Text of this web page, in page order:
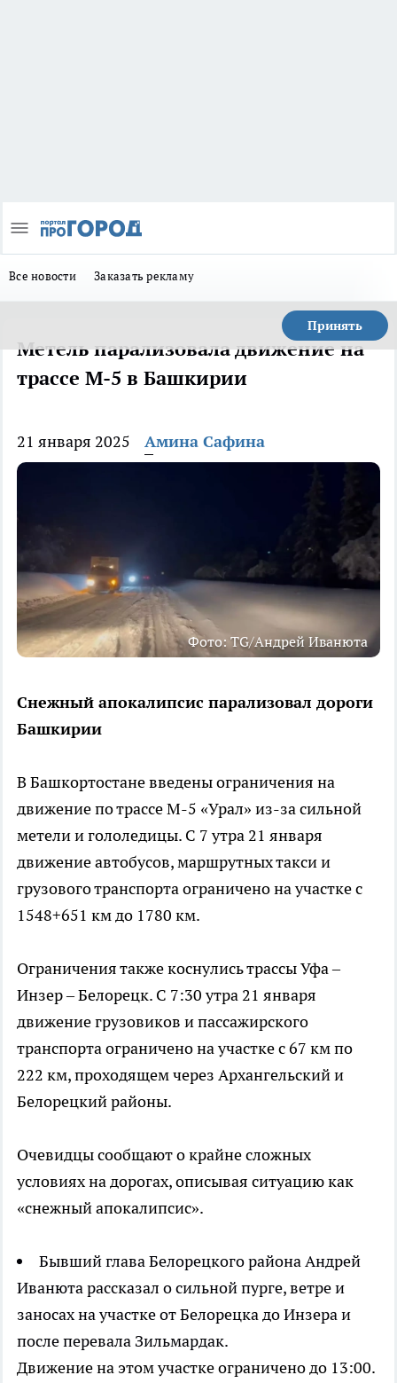
Все новости Заказать рекламу
Принять
Метель парализовала движение на
трассе М-5 в Башкирии
21 января 2025 Амина Сафина
Фото: TG/Андрей Иванюта
Снежный апокалипсис парализовал дороги
Башкирии
В Башкортостане введены ограничения на
движение по трассе М-5 «Урал» из-за сильной
метели и гололедицы. С 7 утра 21 января
движение автобусов, маршрутных такси и
грузового транспорта ограничено на участке с
1548+651 км до 1780 км.
Ограничения также коснулись трассы Уфа –
Инзер – Белорецк. С 7:30 утра 21 января
движение грузовиков и пассажирского
транспорта ограничено на участке с 67 км по
222 км, проходящем через Архангельский и
Белорецкий районы.
Очевидцы сообщают о крайне сложных
условиях на дорогах, описывая ситуацию как
«снежный апокалипсис».
Бывший глава Белорецкого района Андрей
Иванюта рассказал о сильной пурге, ветре и
заносах на участке от Белорецка до Инзера и
после перевала Зильмардак.
Движение на этом участке ограничено до 13:00.